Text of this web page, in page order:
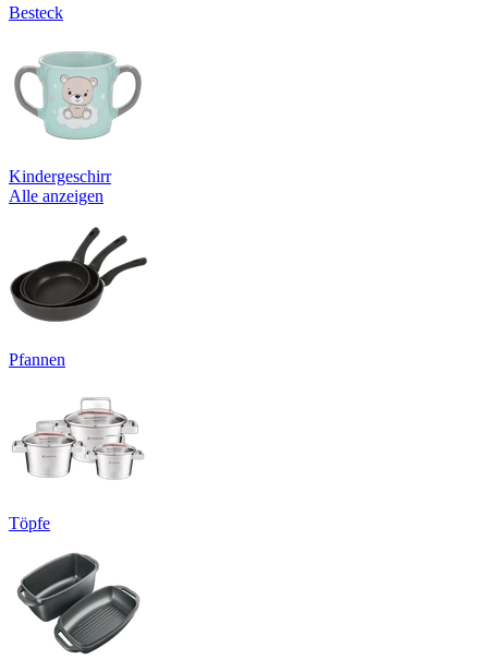
Besteck
Kindergeschirr
Alle anzeigen
Pfannen
Töpfe